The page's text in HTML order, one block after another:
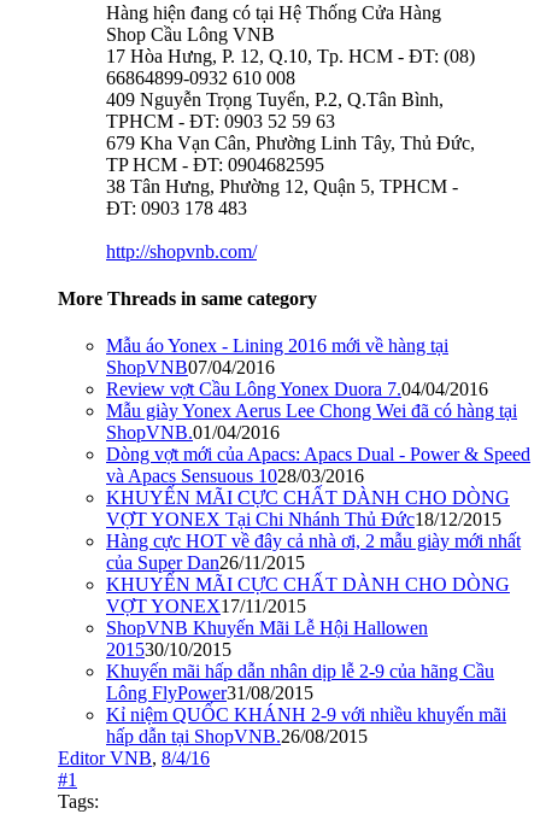
Hàng hiện đang có tại Hệ Thống Cửa Hàng
Shop Cầu Lông VNB
17 Hòa Hưng, P. 12, Q.10, Tp. HCM - ĐT: (08)
66864899-0932 610 008
409 Nguyễn Trọng Tuyển, P.2, Q.Tân Bình,
TPHCM - ĐT: 0903 52 59 63
679 Kha Vạn Cân, Phường Linh Tây, Thủ Đức,
TP HCM - ĐT: 0904682595
38 Tân Hưng, Phường 12, Quận 5, TPHCM -
ĐT: 0903 178 483
http://shopvnb.com/
More Threads in same category
Mẫu áo Yonex - Lining 2016 mới về hàng tại
ShopVNB07/04/2016
Review vợt Cầu Lông Yonex Duora 7.04/04/2016
Mẫu giày Yonex Aerus Lee Chong Wei đã có hàng tại
ShopVNB.01/04/2016
Dòng vợt mới của Apacs: Apacs Dual - Power & Speed
và Apacs Sensuous 1028/03/2016
KHUYẾN MÃI CỰC CHẤT DÀNH CHO DÒNG
VỢT YONEX Tại Chi Nhánh Thủ Đức18/12/2015
Hàng cực HOT về đây cả nhà ơi, 2 mẫu giày mới nhất
của Super Dan26/11/2015
KHUYẾN MÃI CỰC CHẤT DÀNH CHO DÒNG
VỢT YONEX17/11/2015
ShopVNB Khuyến Mãi Lễ Hội Hallowen
201530/10/2015
Khuyến mãi hấp dẫn nhân dịp lễ 2-9 của hãng Cầu
Lông FlyPower31/08/2015
Kỉ niệm QUỐC KHÁNH 2-9 với nhiều khuyến mãi
hấp dẫn tại ShopVNB.26/08/2015
Editor VNB, 8/4/16
#1
Tags: